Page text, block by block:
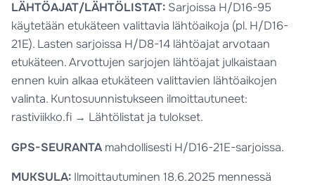
LÄHTÖAJAT/LÄHTÖLISTAT: Sarjoissa H/D16-95
käytetään etukäteen valittavia lähtöaikoja (pl. H/D16-
21E). Lasten sarjoissa H/D8-14 lähtöajat arvotaan
etukäteen. Arvottujen sarjojen lähtöajat julkaistaan
ennen kuin alkaa etukäteen valittavien lähtöaikojen
valinta. Kuntosuunnistukseen ilmoittautuneet:
rastiviikko.fi → Lähtölistat ja tulokset.
GPS-SEURANTA mahdollisesti H/D16-21E-sarjoissa.
MUKSULA: Ilmoittautuminen 18.6.2025 mennessä